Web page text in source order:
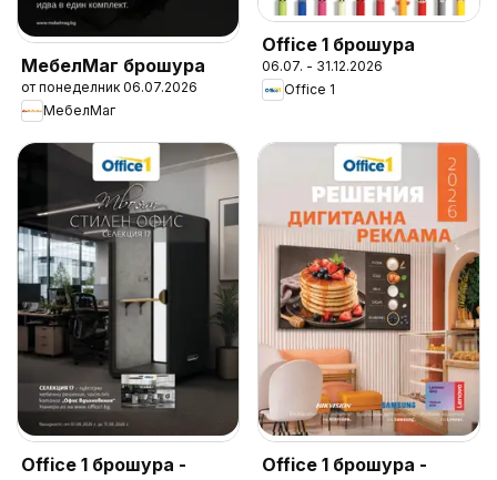
МебелМаг брошура
от понеделник 06.07.2026
МебелМаг
Office 1 брошура
06.07. - 31.12.2026
Office 1
Office 1 брошура - Office 1 брошура -